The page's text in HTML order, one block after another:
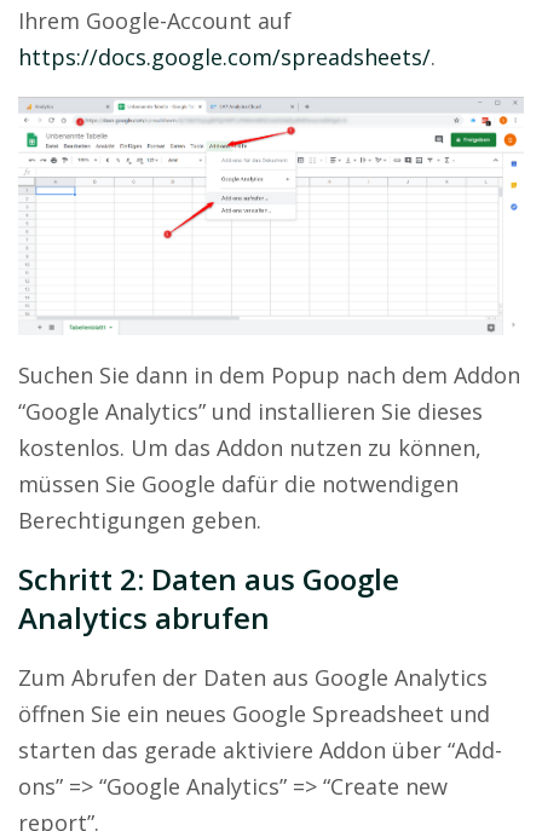
Ihrem Google-Account auf
https://docs.google.com/spreadsheets/.
Suchen Sie dann in dem Popup nach dem Addon
“Google Analytics” und installieren Sie dieses
kostenlos. Um das Addon nutzen zu können,
müssen Sie Google dafür die notwendigen
Berechtigungen geben.
Schritt 2: Daten aus Google
Analytics abrufen
Zum Abrufen der Daten aus Google Analytics
öffnen Sie ein neues Google Spreadsheet und
starten das gerade aktiviere Addon über “Add-
ons” => “Google Analytics” => “Create new
report”.